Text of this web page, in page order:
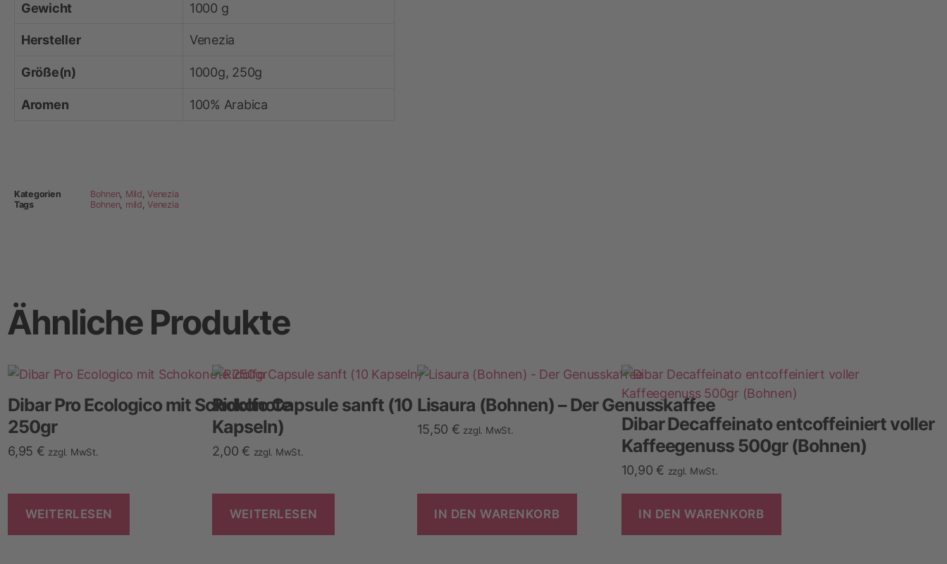
Gewicht 1000 g
Hersteller Venezia
Größe(n) 1000g, 250g
Aromen 100% Arabica
Kategorien Bohnen, Mild,Venezia
Tags
Bohnen, mild,Venezia
Ähnliche Produkte
Dibar Pro Ecologico mit Schokonote
250gr
6,95 € zzgl. MwSt.
WEITERLESEN
Ridolfo Capsule sanft (10
Kapseln)
2,00€ zzgl. MwSt.
WEITERLESEN
Lisaura (Bohnen) – Der Genusskaffee
15,50 € zzgl. MwSt.
IN DEN WARENKORB
Dibar Decaffeinato entcoffeiniert voller
Kaffeegenuss 500gr (Bohnen)
10,90€ zzgl. MwSt.
IN DEN WARENKORB